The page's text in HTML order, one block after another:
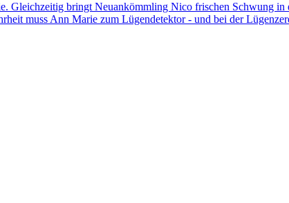
Gleichzeitig bringt Neuankömmling Nico frischen Schwung
muss Ann Marie zum Lügendetektor - und bei der